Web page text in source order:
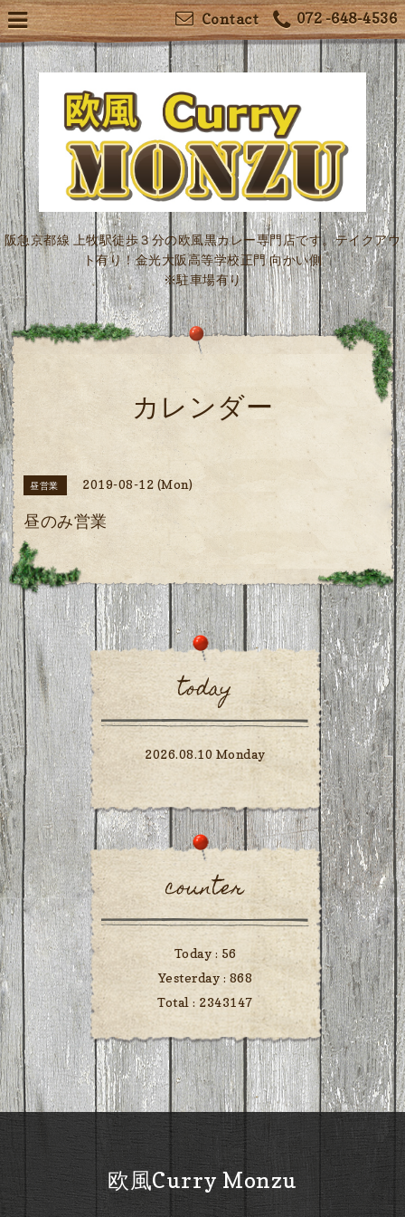
072 -648-4536
Contact
阪急京都線 上牧駅徒歩３分の欧風黒カレー専門店です。テイクアウ
ト有り！金光大阪高等学校正門 向かい側
※駐車場有り
カレンダー
昼営業 2019-08-12 (Mon)
昼のみ営業
today
2026.08.10 Monday
counter
Today : 56
Yesterday : 868
Total : 2343147
欧風Curry Monzu